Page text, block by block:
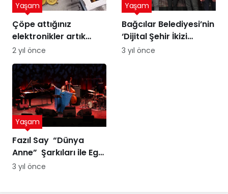
Çöpe attığınız
elektronikler artık
altına dönüşebilir!
Üstelik peynir altı
suyuyla
Yaşam
2 yıl önce
Bağcılar Belediyesi’nin
‘Dijital Şehir İkizi
Sürdürülebilir Şehir
Yaşam
3 yıl önce
Fazıl Say “Dünya
Anne” Şarkıları ile Ege
Turnesi’nde
Yaşam
3 yıl önce